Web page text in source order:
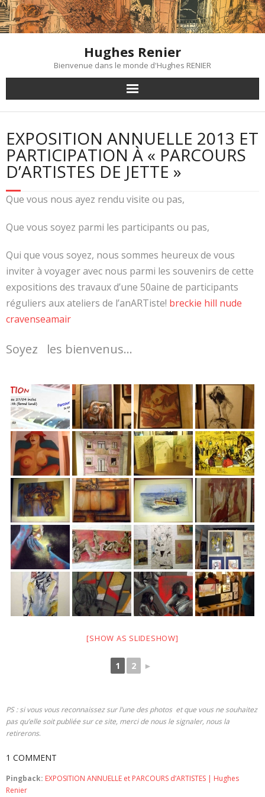
Skip
to
content
Hughes Renier
Bienvenue dans le monde d'Hughes RENIER
EXPOSITION ANNUELLE 2013 ET
PARTICIPATION À « PARCOURS
D’ARTISTES DE JETTE »
Que vous nous ayez rendu visite ou pas,
Que vous soyez parmi les participants ou pas,
Qui que vous soyez, nous sommes heureux de vous
inviter à voyager avec nous parmi les souvenirs de cette
expositions des travaux d’une 50aine de participants
réguliers aux ateliers de l’anARTiste! breckie hill nude
cravenseamair
Soyez les bienvenus…
[SHOW AS SLIDESHOW]
1 2 ►
PS : si vous vous reconnaissez sur l’une des photos et que vous ne souhaitez
pas qu’elle soit publiée sur ce site, merci de nous le signaler, nous la
retirerons.
1 COMMENT
Pingback: EXPOSITION ANNUELLE et PARCOURS d’ARTISTES | Hughes
Renier